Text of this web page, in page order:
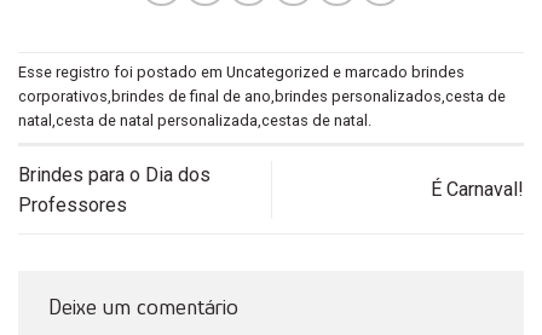
Esse registro foi postado em Uncategorized e marcado brindes
corporativos, brindes de final de ano, brindes personalizados,cesta de
natal ,cesta de natal personalizada,cestas de natal .
Brindes para o Dia dos
Professores
É Carnaval!
Deixe um comentário